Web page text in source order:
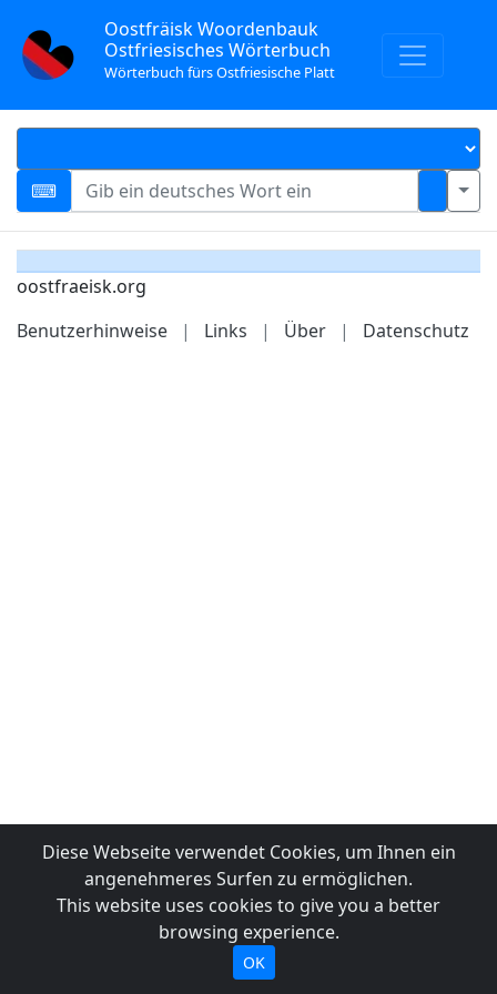
Oostfräisk Woordenbauk
Ostfriesisches Wörterbuch
Wörterbuch fürs Ostfriesische Platt
oostfraeisk.org
Benutzerhinweise
| Links | Über | Datenschutz
Diese Webseite verwendet Cookies, um Ihnen ein
angenehmeres Surfen zu ermöglichen.
This website uses cookies to give you a better
browsing experience.
OK